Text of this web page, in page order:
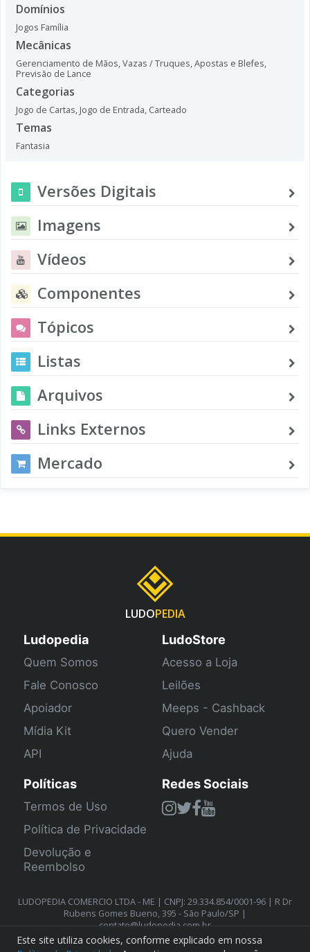
Domínios
Jogos Família
Mecânicas
Gerenciamento de Mãos,Vazas / Truques,Apostas e Blefes,
Previsão de Lance
Categorias
Jogo de Cartas, Jogo de Entrada, Carteado
Temas
Fantasia
Versões Digitais
Imagens
Vídeos
Componentes
Tópicos
Listas
Arquivos
Links Externos
Mercado
LUDOPEDIA
Ludopedia
Quem Somos
Fale Conosco
Apoiador
Mídia Kit
API
LudoStore
Acesso a Loja
Leilões
Meeps - Cashback
Quero Vender
Ajuda
Políticas
Termos de Uso
Política de Privacidade
Devolução e
Reembolso
Redes Sociais
LUDOPEDIA COMERCIO LTDA - ME | CNPJ: 29.334.854/0001-96 | R Dr
Rubens Gomes Bueno, 395 - São Paulo/SP |
contato@ludopedia.com.br
Este site utiliza cookies, conforme explicado em nossa